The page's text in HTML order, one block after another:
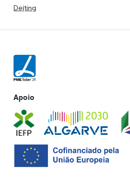
Dejting
Apoio